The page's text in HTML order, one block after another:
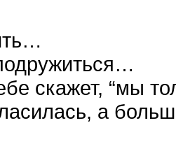
скажет, “мы
а